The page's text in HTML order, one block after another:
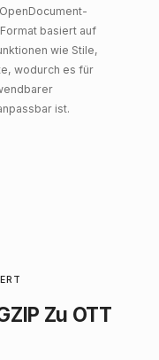
basiert auf
wie Stile,
wodurch es für
ist.
Zu OTT